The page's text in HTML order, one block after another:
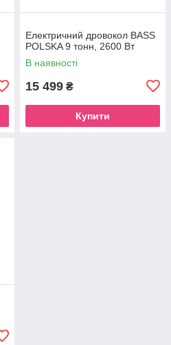
Електричний дровокол BASS
POLSKA 9 тонн, 2600 Вт
В наявності
15 499 ₴
Купити